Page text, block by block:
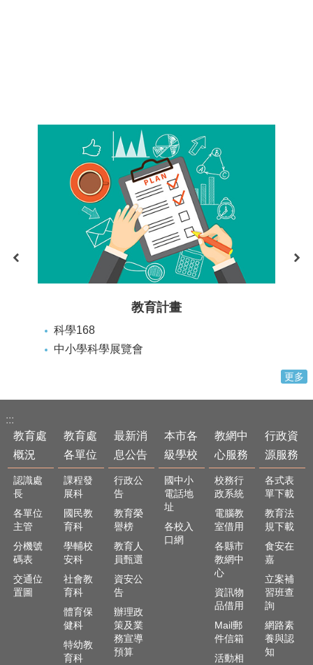
教育計畫
科學168
中小學科學展覽會
更多
:::
教育處
概況
認識處
長
各單位
主管
分機號
碼表
交通位
置圖
教育處
各單位
課程發
展科
國民教
育科
學輔校
安科
社會教
育科
體育保
健科
特幼教
育科
最新消
息公告
行政公
告
教育榮
譽榜
教育人
員甄選
資安公
告
辦理政
策及業
務宣導
預算
本市各
級學校
國中小
電話地
址
各校入
口網
教網中
心服務
校務行
政系統
電腦教
室借用
各縣市
教網中
心
資訊物
品借用
Mail郵
件信箱
活動相
行政資
源服務
各式表
單下載
教育法
規下載
食安在
嘉
立案補
習班查
詢
網路素
養與認
知